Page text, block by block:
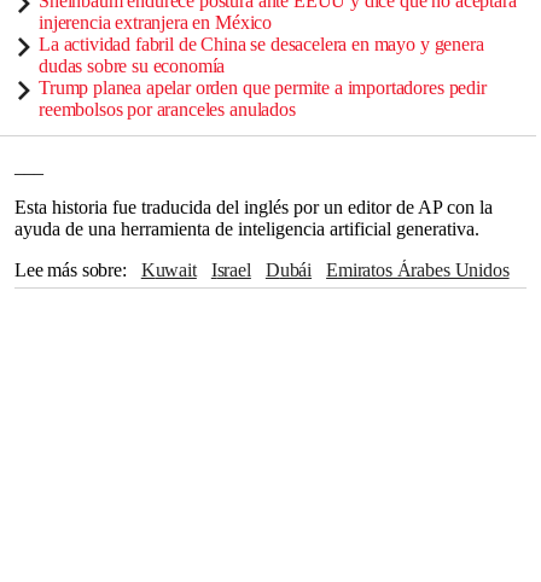
injerencia extranjera en México
La actividad fabril de China se desacelera en mayo y genera
dudas sobre su economía
Trump planea apelar orden que permite a importadores pedir
reembolsos por aranceles anulados
Esta historia fue traducida del inglés por un editor de AP con la
ayuda de una herramienta de inteligencia artificial generativa.
Lee más sobre
Kuwait Israel Dubái
Emiratos Árabes Unidos